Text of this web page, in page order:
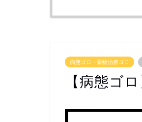
病態ゴロ・薬物治療ゴロ
【病態ゴ